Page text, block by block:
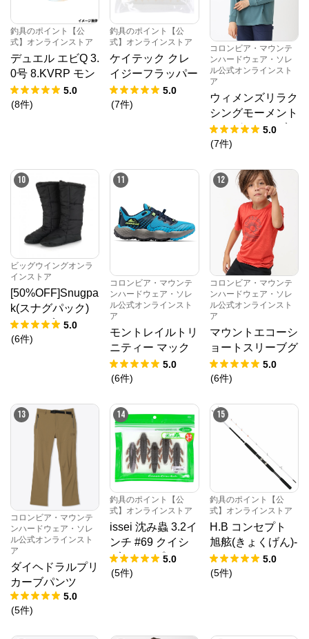
釣具のポイント【公
式】オンラインストア
デュエル エビQ 3.
0号 8.KVRP モン
スターマスター
【ゆうパケット】
5.0
(8件)
釣具のポイント【公
式】オンラインストア
ケイテック クレ
イジーフラッパー
2.8インチ 529 ク
リスタルフラッシ
5.0
(7件)
コロンビア・マウンテ
ンハードウェア・ソレ
ル公式オンラインスト
ア
ウィメンズリラク
シングモーメント
ロングスリーブフ
ーディ
5.0
(7件)
10
ビッグウイングオンラ
インストア
[50%OFF]Snugpa
k(スナグパック)
テントブーツ
5.0
(6件)
11
コロンビア・マウンテ
ンハードウェア・ソレ
ル公式オンラインスト
ア
モントレイルトリ
ニティー マック
ス
5.0
(6件)
12
コロンビア・マウンテ
ンハードウェア・ソレ
ル公式オンラインスト
ア
マウントエコーシ
ョートスリーブグ
ラフィックTシャ
ツ
5.0
(6件)
13
コロンビア・マウンテ
ンハードウェア・ソレ
ル公式オンラインスト
ア
ダイヘドラルプリ
カーブパンツ
5.0
(5件)
14
釣具のポイント【公
式】オンラインストア
issei 沈み蟲 3.2イ
ンチ #69 クイシ
ブリパンプキン
【ゆうパケット】
5.0
(5件)
15
釣具のポイント【公
式】オンラインストア
H.B コンセプト
旭舷(きょくげん)-
EX 20-195 KP
-2019 H.B con
5.0
(5件)
コロンビア・マウンテンハードウェア・ソレル公
公式ECサイト
※外部サイトが開きます
コロンビア・マウンテンハードウェア・ソレル
からのコメント
コロンビアスポーツウェアではアウトドア総合ブラン
ド「コロンビア」、本格登山、クライミングカテゴリ
ーのウェアやバックパックを提供している「マウンテ
ンハードウェア」、機能性とデザイン性を備えたフッ
トウェアブランド「ソレル」を展開しています。